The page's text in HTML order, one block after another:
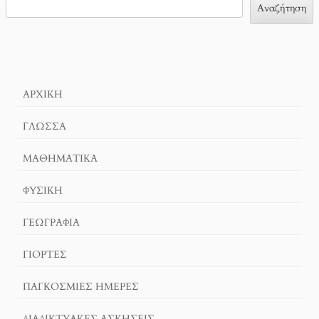
Αναζήτηση
ΑΡΧΙΚΉ
ΓΛΏΣΣΑ
ΜΑΘΗΜΑΤΙΚΆ
ΦΥΣΙΚΗ
ΓΕΩΓΡΑΦΊΑ
ΓΙΟΡΤΈΣ
ΠΑΓΚΟΣΜΙΕΣ ΗΜΕΡΕΣ